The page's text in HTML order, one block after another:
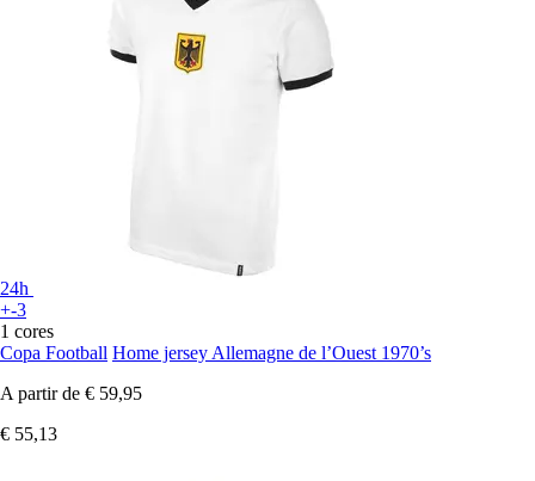
24h
+-3
1 cores
Copa Football Home jersey Allemagne de l’Ouest 1970’s
A partir de € 59,95
€ 55,13